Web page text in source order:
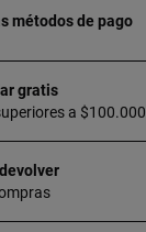
métodos de pago
gratis
a $100.000